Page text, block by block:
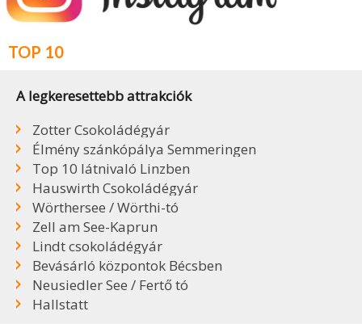
TOP 10
A legkeresettebb attrakciók
Zotter Csokoládégyár
Élmény szánkópálya Semmeringen
Top 10 látnivaló Linzben
Hauswirth Csokoládégyár
Wörthersee / Wörthi-tó
Zell am See-Kaprun
Lindt csokoládégyár
Bevásárló központok Bécsben
Neusiedler See / Fertő tó
Hallstatt